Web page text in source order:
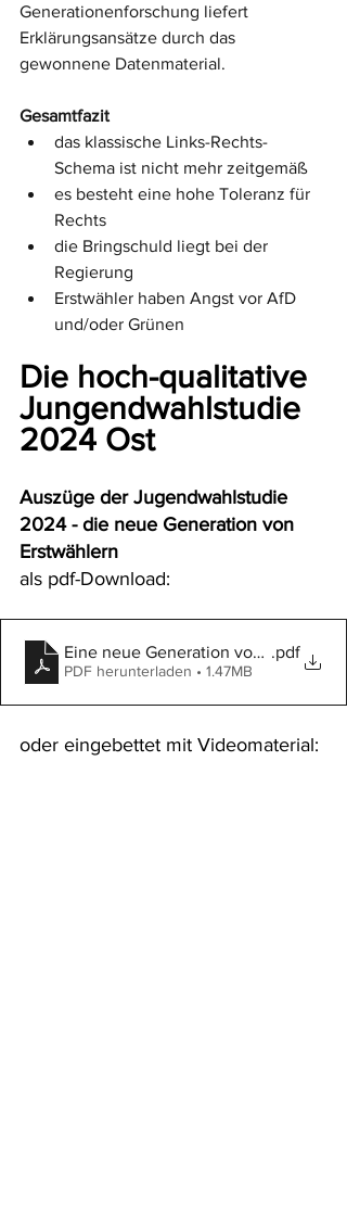
Generationenforschung liefert
Erklärungsansätze durch das
gewonnene Datenmaterial.
Gesamtfazit
das klassische Links-Rechts-
Schema ist nicht mehr zeitgemäß
es besteht eine hohe Toleranz für
Rechts
die Bringschuld liegt bei der
Regierung
Erstwähler haben Angst vor AfD
und/oder Grünen
Die hoch-qualitative
Jungendwahlstudie
2024 Ost
Auszüge der Jugendwahlstudie
2024 - die neue Generation von
Erstwählern
als pdf-Download:
Eine neue Generation von Erstwählern
.pdf
PDF herunterladen • 1.47MB
oder eingebettet mit Videomaterial: